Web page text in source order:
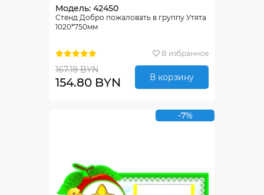
Модель: 42450
Стенд Добро пожаловать в группу Утята
1020*750мм
В избранное
167.18 BYN
154.80 BYN В корзину
-7%